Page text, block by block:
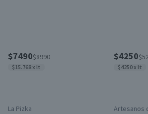
$7490$8990
$15.768 x lt
La Pizka
$4250
$4250 x lt
Artesanos